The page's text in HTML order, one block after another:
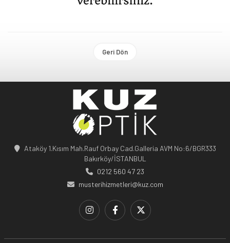
Geri Dön
Ataköy 1.Kısım Mah.Rauf Orbay Cad.Galleria AVM No:6/BGR333
Bakırköy/İSTANBUL
0212 560 47 23
musterihizmetleri@kuz.com